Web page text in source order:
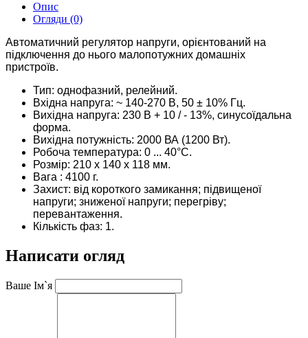
Опис
Огляди (0)
Автоматичний регулятор напруги, орієнтований на
підключення до нього малопотужних домашніх
пристроїв.
Тип: однофазний, релейний.
Вхідна напруга: ~ 140-270 В, 50 ± 10% Гц.
Вихідна напруга: 230 В + 10 / - 13%, синусоїдальна
форма.
Вихідна потужність: 2000 ВА (1200 Вт).
Робоча температура: 0 ... 40°C.
Розмір: 210 x 140 x 118 мм.
Вага : 4100 г.
Захист: від короткого замикання; підвищеної
напруги; зниженої напруги; перегріву;
перевантаження.
Кількість фаз: 1.
Написати огляд
Ваше Ім`я